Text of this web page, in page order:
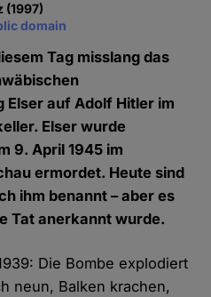
(1997)
domain
Tag misslang das
Elser auf Adolf Hitler im
Elser wurde
9. April 1945 im
ermordet. Heute sind
ihm benannt – aber es
Tat anerkannt wurde.
Die Bombe explodiert
neun, Balken krachen,